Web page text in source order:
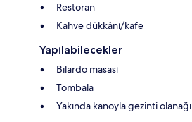
Restoran
Kahve dükkânı/kafe
Yapılabilecekler
Bilardo masası
Tombala
Yakında kanoyla gezinti olanağı